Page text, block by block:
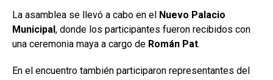
La asamblea se llevó a cabo en el Nuevo Palacio
Municipal , donde los participantes fueron recibidos con
una ceremonia maya a cargo de Román Pat.
En el encuentro también participaron representantes del